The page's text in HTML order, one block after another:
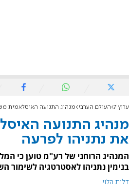
ערוץ 7 העולם הערבי מנהיג התנועה האיסלאמית
מנהיג התנועה
את נתניהו לפרעה
המנהיג הרוחני של רע"מ טוען כי
בנימין נתניהו לאסטרטגיה לשימור
דלית הלוי